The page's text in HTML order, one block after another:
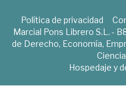
Política de privacidad
Marcial Pons Librero S.L. -
de Derecho, Economía,
Hospedaje y